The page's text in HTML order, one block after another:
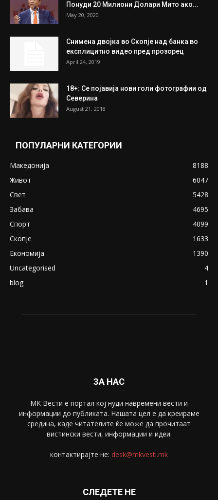
Понуди 20 Милиони Долари Мито ако...
May 20, 2020
Снимена двојка во Скопје над банка во
експлицитно видео пред прозорец
April 24, 2019
18+: Се појавија нови голи фотографии од
Северина
August 21, 2018
ПОПУЛАРНИ КАТЕГОРИИ
Македонија
8188
Живот
6047
Свет
5428
Забава
4695
Спорт
4099
Скопје
1633
Економија
1390
Uncategorised
4
blog
1
ЗА НАС
МК Вести е портал коj нуди навремени вести и
информации до публиката. Нашата цел е да креираме
средина, каде читателите ќе може да прочитаат
вистински вести, информации и идеи.
контактирајте не: desk@mkvesti.mk
СЛЕДЕТЕ НЕ